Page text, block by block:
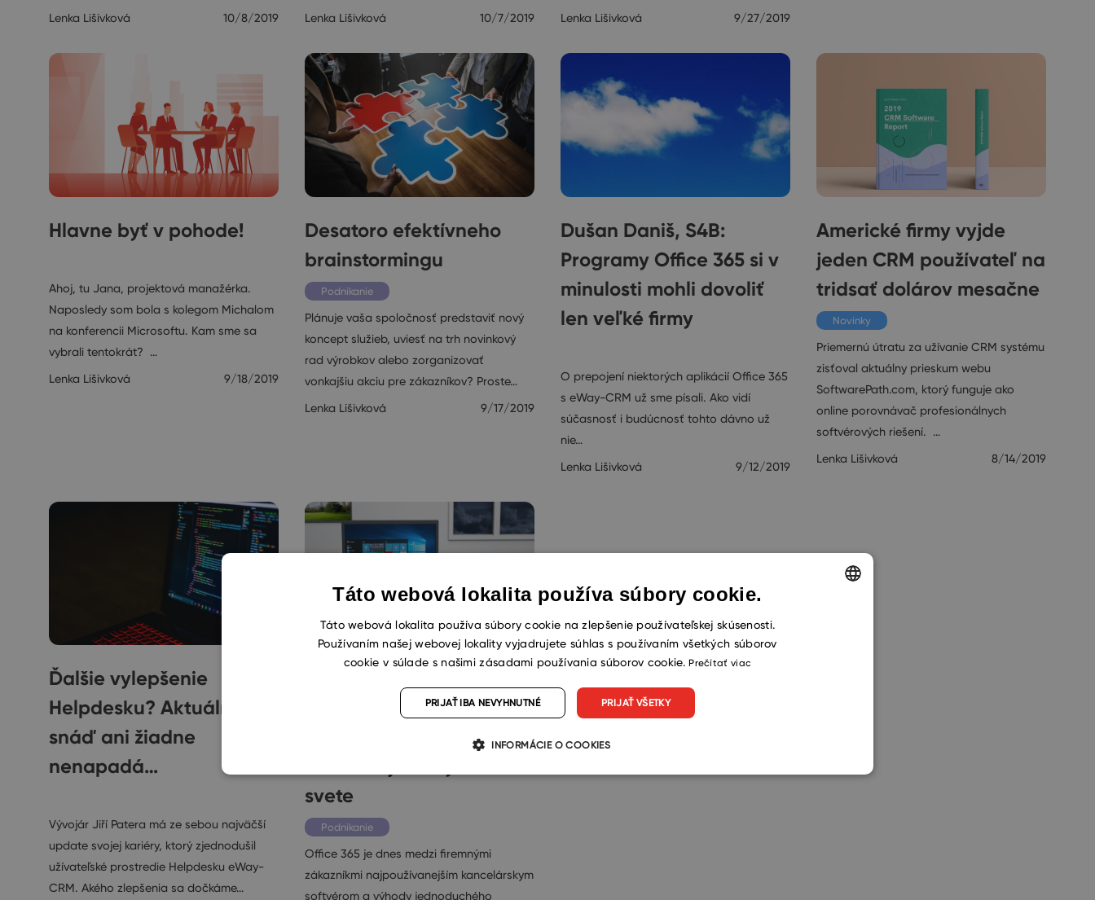
Lenka Lišivková
10/8/2019
Lenka Lišivková
10/7/2019
Lenka Lišivková
9/27/2019
Hlavne byť v pohode!
Ahoj, tu Jana, projektová manažérka.
Naposledy som bola s kolegom Michalom
na konferencii Microsoftu. Kam sme sa
vybrali tentokrát? …
Lenka Lišivková
9/18/2019
Desatoro efektívneho
brainstormingu
Podnikanie
Plánuje vaša spoločnosť predstaviť nový
koncept služieb, uviesť na trh novinkový
rad výrobkov alebo zorganizovať
vonkajšiu akciu pre zákazníkov? Proste…
Lenka Lišivková
9/17/2019
Dušan Daniš, S4B:
Programy Office 365 si v
minulosti mohli dovoliť
len veľké firmy
O prepojení niektorých aplikácií Office 365
s eWay-CRM už sme písali. Ako vidí
súčasnosť i budúcnosť tohto dávno už
nie…
Lenka Lišivková
9/12/2019
Americké firmy vyjde
jeden CRM používateľ na
tridsať dolárov mesačne
Novinky
Priemernú útratu za užívanie CRM systému
zisťoval aktuálny prieskum webu
SoftwarePath.com, ktorý funguje ako
online porovnávač profesionálnych
softvérových riešení. …
Lenka Lišivková
8/14/2019
Ďalšie vylepšenie
Helpdesku? Aktuálne ma
snáď ani žiadne
nenapadá…
Vývojár Jiří Patera má ze sebou najväčší
update svojej kariéry, ktorý zjednodušil
užívateľské prostredie Helpdesku eWay-
CRM. Akého zlepšenia sa dočkáme…
Office 365,
svete
Podnikanie
Office 365 je dnes medzi firemnými
zákazníkmi najpoužívanejším kancelárskym
softvérom a výhody jednoduchého
Táto webová lokalita používa súbory cookie.
Táto webová lokalita používa súbory cookie na zlepšenie používateľskej skúsenosti.
Používaním našej webovej lokality vyjadrujete súhlas s používaním všetkých súborov
cookie v súlade s našimi zásadami používania súborov cookie. Prečítať viac
PRIJAŤ VŠETKY
PRIJAŤ IBA NEVYHNUTNÉ
INFORMÁCIE O COOKIES